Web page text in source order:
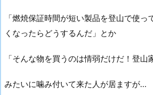
「燃焼保証時間が短い製品を登山で使っ
くなったらどうするんだ」とか
「そんな物を買うのは情弱だけだ！登山
みたいに噛み付いて来た人が居ますが…